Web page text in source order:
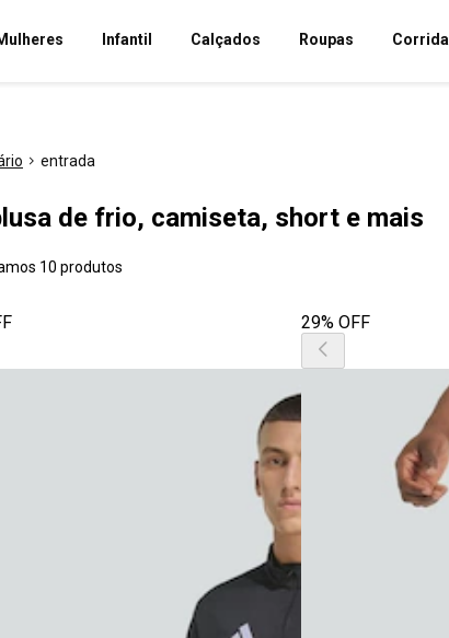
Infantil Calçados Roupas Corrida
entrada
de frio, camiseta, short e mais
10 produtos
29% OFF